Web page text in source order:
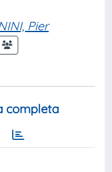
Pier
completa